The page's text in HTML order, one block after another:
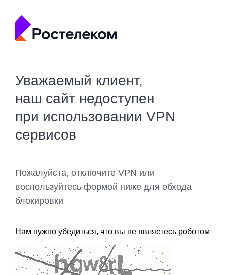
Уважаемый клиент,
наш сайт недоступен
при использовании VPN
сервисов
Пожалуйста, отключите VPN или
воспользуйтесь формой ниже для обхода
блокировки
Нам нужно убедиться, что вы не являетесь роботом